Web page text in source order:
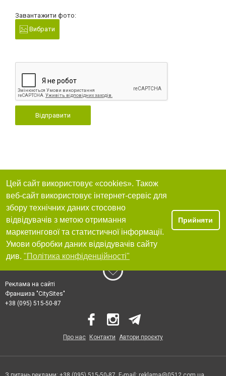
Завантажити фото:
Вибрати
Відправити
Цей сайт використовує «cookies». Також
веб-сайт використовує інтернет-сервіс для
збору технічних даних стосовно
відвідувачів з метою отримання
маркетингової та статистичної інформації.
Умови обробки даних відвідувачів сайту
див. "Політика конфіденційності"
Прийняти
Реклама на сайті
Франшиза "CitySites"
+38 (095) 515-50-87
Про нас Контакти Автори проєкту